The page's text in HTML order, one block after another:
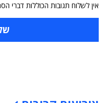
אין לשלוח תגובות הכוללות דברי